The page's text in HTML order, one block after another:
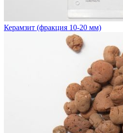
Керамзит (фракция 10-20 мм)